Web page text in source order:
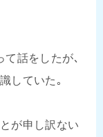
て話をしたが､
していた｡
が申し訳ない